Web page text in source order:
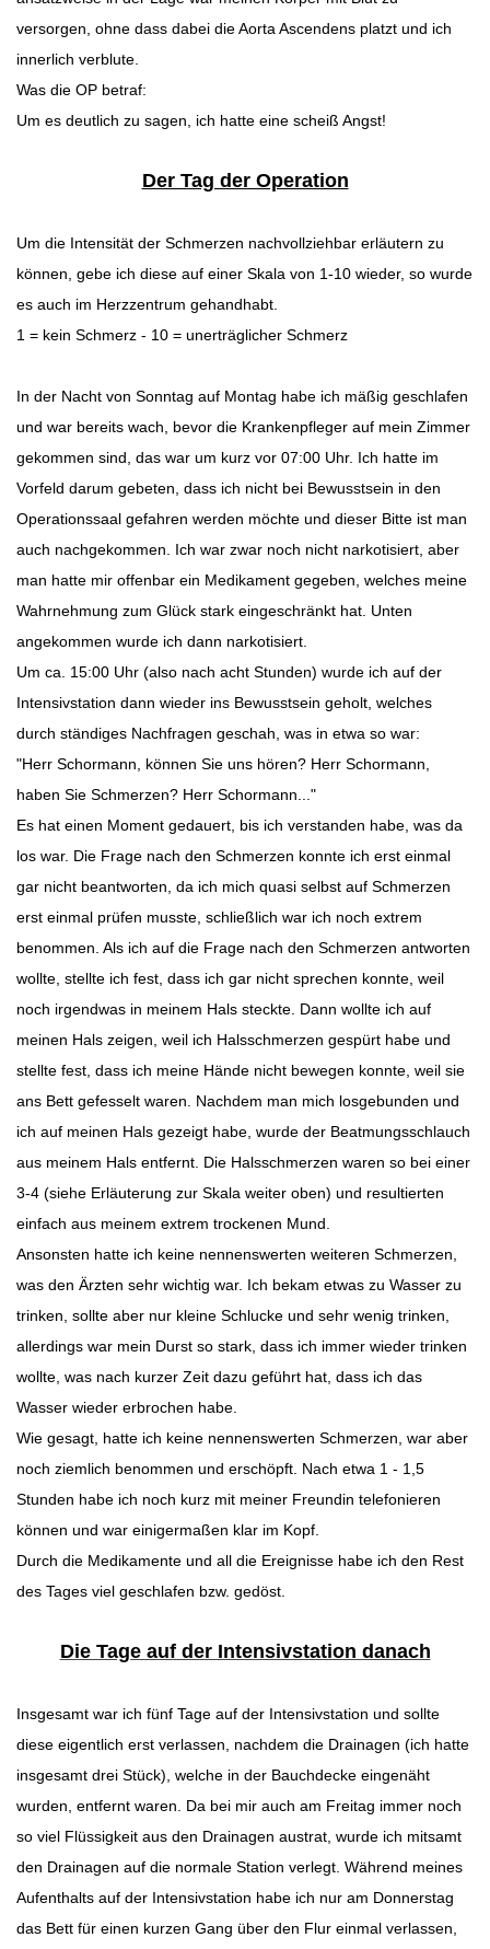
versorgen, ohne dass dabei die Aorta Ascendens platzt und ich
innerlich verblute.
Was die OP betraf:
Um es deutlich zu sagen, ich hatte eine scheiß Angst!
Der Tag der Operation
Um die Intensität der Schmerzen nachvollziehbar erläutern zu
können, gebe ich diese auf einer Skala von 1-10 wieder, so wurde
es auch im Herzzentrum gehandhabt.
1 = kein Schmerz - 10 = unerträglicher Schmerz
In der Nacht von Sonntag auf Montag habe ich mäßig geschlafen
und war bereits wach, bevor die Krankenpfleger auf mein Zimmer
gekommen sind, das war um kurz vor 07:00 Uhr. Ich hatte im
Vorfeld darum gebeten, dass ich nicht bei Bewusstsein in den
Operationssaal gefahren werden möchte und dieser Bitte ist man
auch nachgekommen. Ich war zwar noch nicht narkotisiert, aber
man hatte mir offenbar ein Medikament gegeben, welches meine
Wahrnehmung zum Glück stark eingeschränkt hat. Unten
angekommen wurde ich dann narkotisiert.
Um ca. 15:00 Uhr (also nach acht Stunden) wurde ich auf der
Intensivstation dann wieder ins Bewusstsein geholt, welches
durch ständiges Nachfragen geschah, was in etwa so war:
"Herr Schormann, können Sie uns hören? Herr Schormann,
haben Sie Schmerzen? Herr Schormann..."
Es hat einen Moment gedauert, bis ich verstanden habe, was da
los war. Die Frage nach den Schmerzen konnte ich erst einmal
gar nicht beantworten, da ich mich quasi selbst auf Schmerzen
erst einmal prüfen musste, schließlich war ich noch extrem
benommen. Als ich auf die Frage nach den Schmerzen antworten
wollte, stellte ich fest, dass ich gar nicht sprechen konnte, weil
noch irgendwas in meinem Hals steckte. Dann wollte ich auf
meinen Hals zeigen, weil ich Halsschmerzen gespürt habe und
stellte fest, dass ich meine Hände nicht bewegen konnte, weil sie
ans Bett gefesselt waren. Nachdem man mich losgebunden und
ich auf meinen Hals gezeigt habe, wurde der Beatmungsschlauch
aus meinem Hals entfernt. Die Halsschmerzen waren so bei einer
3-4 (siehe Erläuterung zur Skala weiter oben) und resultierten
einfach aus meinem extrem trockenen Mund.
Ansonsten hatte ich keine nennenswerten weiteren Schmerzen,
was den Ärzten sehr wichtig war. Ich bekam etwas zu Wasser zu
trinken, sollte aber nur kleine Schlucke und sehr wenig trinken,
allerdings war mein Durst so stark, dass ich immer wieder trinken
wollte, was nach kurzer Zeit dazu geführt hat, dass ich das
Wasser wieder erbrochen habe.
Wie gesagt, hatte ich keine nennenswerten Schmerzen, war aber
noch ziemlich benommen und erschöpft. Nach etwa 1 - 1,5
Stunden habe ich noch kurz mit meiner Freundin telefonieren
können und war einigermaßen klar im Kopf.
Durch die Medikamente und all die Ereignisse habe ich den Rest
des Tages viel geschlafen bzw. gedöst.
Die Tage auf der Intensivstation danach
Insgesamt war ich fünf Tage auf der Intensivstation und sollte
diese eigentlich erst verlassen, nachdem die Drainagen (ich hatte
insgesamt drei Stück), welche in der Bauchdecke eingenäht
wurden, entfernt waren. Da bei mir auch am Freitag immer noch
so viel Flüssigkeit aus den Drainagen austrat, wurde ich mitsamt
den Drainagen auf die normale Station verlegt. Während meines
Aufenthalts auf der Intensivstation habe ich nur am Donnerstag
das Bett für einen kurzen Gang über den Flur einmal verlassen,